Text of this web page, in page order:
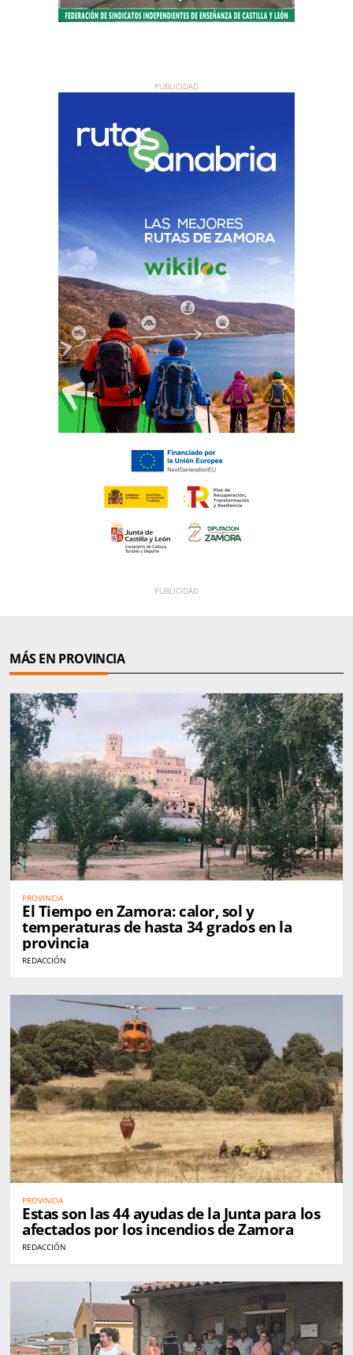
MÁS EN PROVINCIA
PROVINCIA
El Tiempo en Zamora: calor, sol y
temperaturas de hasta 34 grados en la
provincia
REDACCIÓN
PROVINCIA
Estas son las 44 ayudas de la Junta para los
afectados por los incendios de Zamora
REDACCIÓN